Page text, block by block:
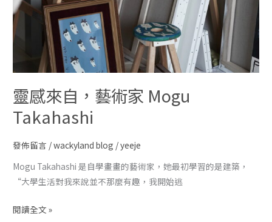
靈感來自，藝術家 Mogu
Takahashi
發佈留言 /wackyland blog /yeeje
Mogu Takahashi 是自學畫畫的藝術家，她最初學習的是建築，
“大學生活對我來說並不那麼有趣，我開始逃
閱讀全文 »